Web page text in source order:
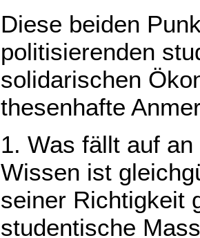
Diese beiden
politisierenden
solidarischen
thesenhafte
1. Was fällt auf
Wissen ist
seiner Richtigkeit
studentische